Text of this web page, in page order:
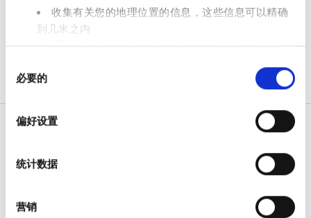
收集有关您的地理位置的信息，这些信息可以精确
到几米之内
通过主动扫描特定特征（指纹）来识别您的设备
查找有关您的个人数据如何处理的更多信息，
并设置您的首选项。您可随时从Cookie声明中更改或撤回
我们使用 Cookie 来制作贴合用户需求的内容与广告、提供
体、广告和分析合作伙伴分享您对我们网站的使用情况，
必要的
偏好设置
统计数据
营销
免费停车
100 - 200 欧元
病人
为什么选择 bookdialysis.com